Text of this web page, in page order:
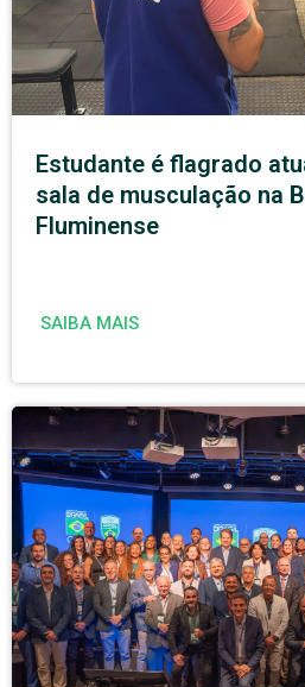
Estudante é flagrado
sala de musculação na
Fluminense
SAIBA MAIS